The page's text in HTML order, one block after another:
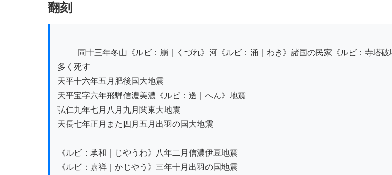
翻刻
多く死す
天平十六年五月肥後国大地震
天平宝字六年飛騨信濃美濃《ルビ：邊｜へん》地震
弘仁九年七月八月九月関東大地震
天長七年正月また四月五月出羽の国大地震
《ルビ：承和｜じやうわ》八年二月信濃伊豆地震
《ルビ：嘉祥｜かじやう》三年十月出羽の国地震